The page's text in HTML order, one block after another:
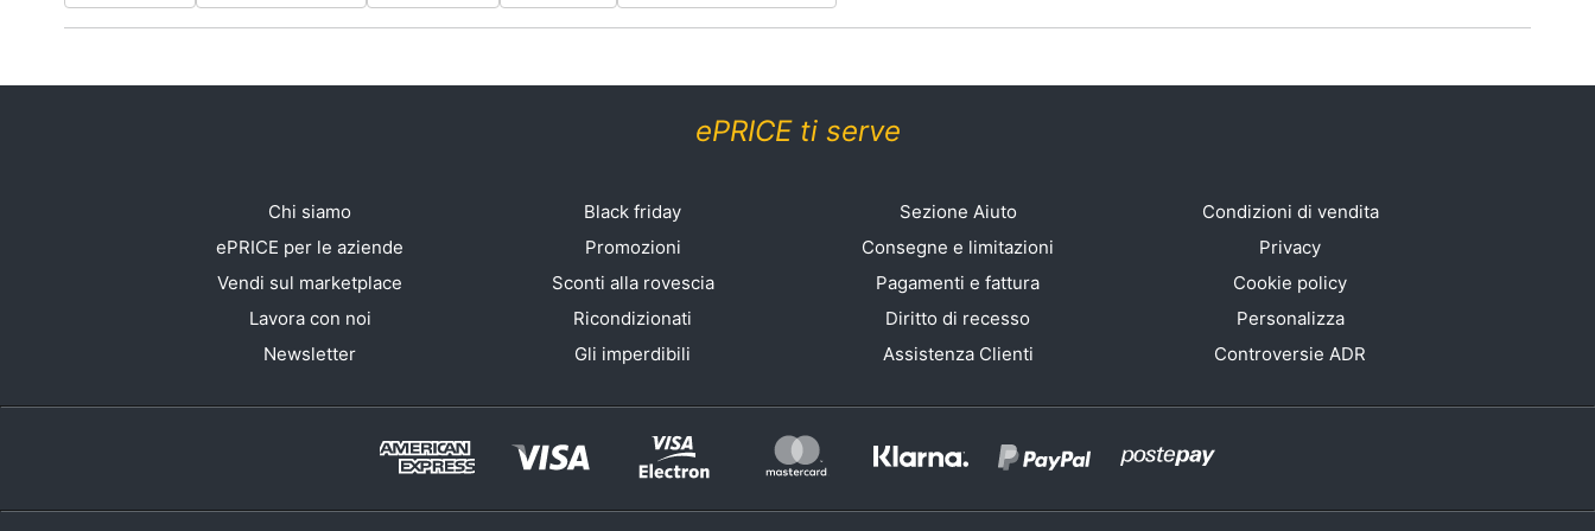
ePRICE ti serve
Chi siamo
ePRICE per le aziende
Vendi sul marketplace
Lavora con noi
Newsletter
Black friday
Promozioni
Sconti alla rovescia
Ricondizionati
Gli imperdibili
Sezione Aiuto
Consegne e limitazioni
Pagamenti e fattura
Diritto di recesso
Assistenza Clienti
Condizioni di vendita
Privacy
Cookie policy
Personalizza
Controversie ADR